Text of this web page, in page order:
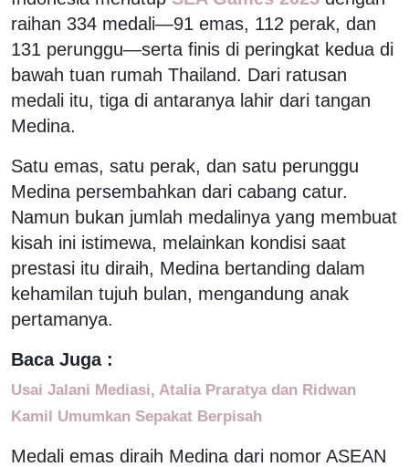
raihan 334 medali—91 emas, 112 perak, dan
131 perunggu—serta finis di peringkat kedua di
bawah tuan rumah Thailand. Dari ratusan
medali itu, tiga di antaranya lahir dari tangan
Medina.
Satu emas, satu perak, dan satu perunggu
Medina persembahkan dari cabang catur.
Namun bukan jumlah medalinya yang membuat
kisah ini istimewa, melainkan kondisi saat
prestasi itu diraih, Medina bertanding dalam
kehamilan tujuh bulan, mengandung anak
pertamanya.
Baca Juga :
Usai Jalani Mediasi, Atalia Praratya dan Ridwan
Kamil Umumkan Sepakat Berpisah
Medali emas diraih Medina dari nomor ASEAN